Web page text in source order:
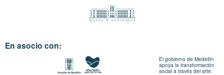
En asocio con:
El gobierno de Medellín
apoya la transformación
social a través del arte.